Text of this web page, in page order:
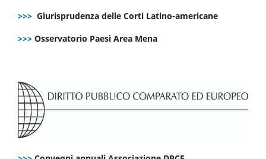
>>> Giurisprudenza delle Corti Latino-americane
>>> Osservatorio Paesi Area Mena